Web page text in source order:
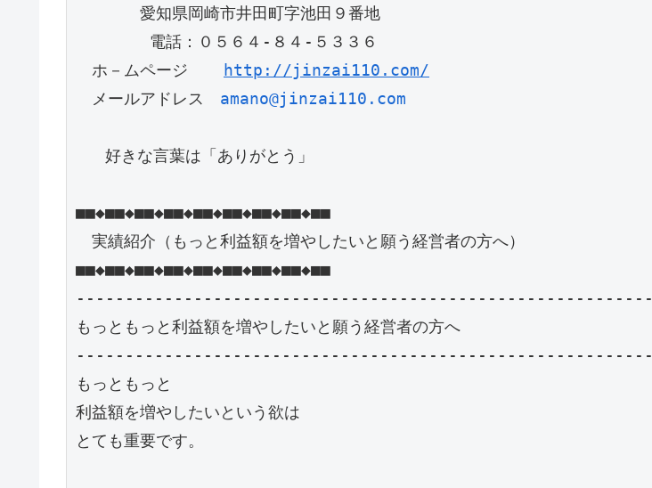
愛知県岡崎市井田町字池田９番地
電話：０５６４-８４-５３３６
ホ－ムページ http://jinzai110.com/
メールアドレス amano@jinzai110.com
   好きな言葉は「ありがとう」
■■◆■■◆■■◆■■◆■■◆■■◆■■◆■■◆■■
実績紹介（もっと利益額を増やしたいと願う経営者の方へ）
■■◆■■◆■■◆■■◆■■◆■■◆■■◆■■◆■■
もっともっと利益額を増やしたいと願う経営者の方へ
もっともっと
利益額を増やしたいという欲は
とても重要です。